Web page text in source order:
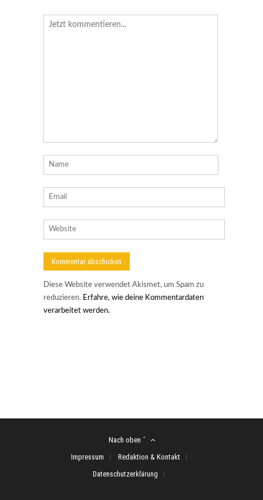
Diese Website verwendet Akismet, um Spam zu
reduzieren. Erfahre, wie deine Kommentardaten
verarbeitet werden.
Nach oben ˆ
Impressum
Redaktion & Kontakt
Datenschutzerklärung